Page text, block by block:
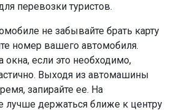
перевозки туристов.
не забывайте брать карту
номер вашего автомобиля.
окна, если это необходимо,
Выходя из автомашины
запирайте ее. На
лучше держаться ближе к центру